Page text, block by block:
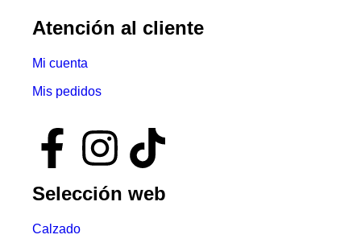
Atención al cliente
Mi cuenta
Mis pedidos
Selección web
Calzado